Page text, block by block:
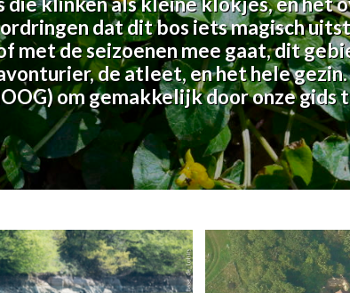
dat dit bos iets magisch
met de seizoenen mee gaat, dit
de atleet, en het hele
om gemakkelijk door onze